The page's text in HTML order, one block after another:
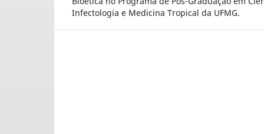
Infectologia e Medicina Tropical da UFMG.